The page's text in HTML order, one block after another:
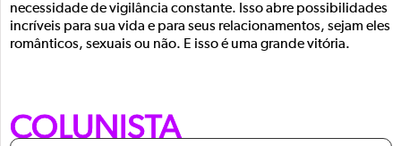
necessidade de vigilância constante. Isso abre possibilidades
incríveis para sua vida e para seus relacionamentos, sejam eles
românticos, sexuais ou não. E isso é uma grande vitória.
COLUNISTA